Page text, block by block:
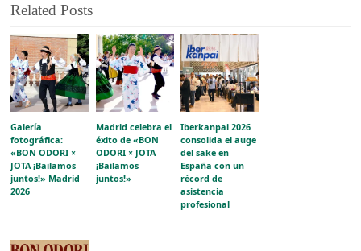
Related Posts
Galería
fotográfica:
«BON ODORI ×
JOTA ¡Bailamos
juntos!» Madrid
2026
Madrid celebra el
éxito de «BON
ODORI × JOTA
¡Bailamos
juntos!»
Iberkanpai 2026
consolida el auge
del sake en
España con un
récord de
asistencia
profesional